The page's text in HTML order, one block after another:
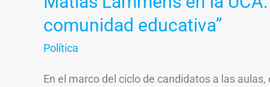
comunidad educativa”
Política
En el marco del ciclo de candidatos a las